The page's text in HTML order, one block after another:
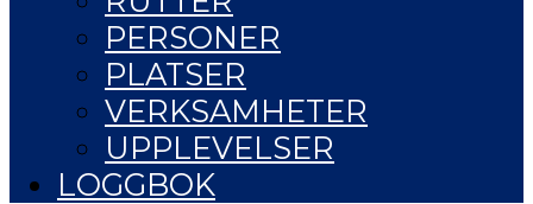
PERSONER
PLATSER
VERKSAMHETER
UPPLEVELSER
LOGGBOK